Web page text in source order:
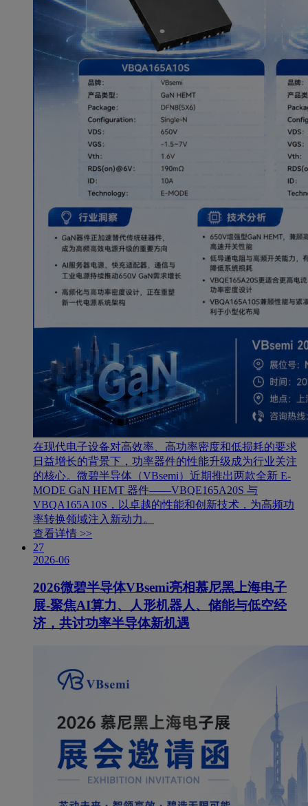
在现代电子设备对高效率、高功率密度和低损耗的要求
日益增长的背景下，功率器件的性能升级成为行业关注
的核心。微碧半导体（VBsemi）近期推出两款全新 E-
MODE GaN HEMT 器件——VBQE165A20S 与
VBQA165A10S，以卓越的性能和创新技术，为高频功
率转换领域注入新动力。
查看详情 >>
27
2026-06
2026微碧半导体VBsemi亮相慕尼黑上海电子
展-聚焦AI算力、人形机器人、储能与低空经
济，共讨功率半导体新机遇